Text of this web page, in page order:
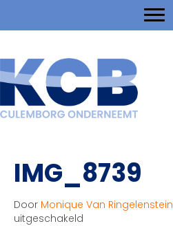
IMG_8739
Door Monique Van Ringelenstein
uitgeschakeld